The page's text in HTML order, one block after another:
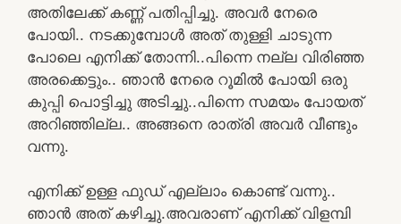
അതിലേക്ക് കണ്ണ് പതിപ്പിച്ചു. അവർ നേരെ
പോയി.. നടക്കുമ്പോൾ അത് തുള്ളി ചാടുന്ന
പോലെ എനിക്ക് തോന്നി..പിന്നെ നല്ല വിരിഞ്ഞ
അരക്കെട്ടും.. ഞാൻ നേരെ റൂമിൽ പോയി ഒരു
കുപ്പി പൊട്ടിച്ചു അടിച്ചു..പിന്നെ സമയം പോയത്
അറിഞ്ഞില്ല.. അങ്ങനെ രാത്രി അവർ വീണ്ടും
വന്നു.
എനിക്ക് ഉള്ള ഫുഡ് എല്ലാം കൊണ്ട് വന്നു..
ഞാൻ അത് കഴിച്ചു.അവരാണ് എനിക്ക് വിളമ്പി